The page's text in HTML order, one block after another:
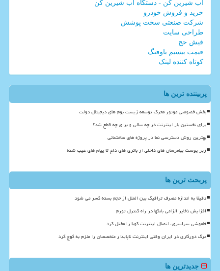
آب شیرین کن - دستگاه آب شیرین کن
خرید و فروش خودرو
شرکت صنعتی سخت پوشش
طراحی سایت
فیش حج
قیمت بیسیم باوفنگ
کوتاه کننده لینک
پربیننده ترین ها
بخش خصوصی موتور محرک توسعه زیست بوم های دیجیتال دولت
برای نخستین بار اینترنت در چه سالی و برای چه قطع شد؟
بهترین روش دسترسی نما در پروژه های ساختمانی
زیر پوست پیامرسان های داخلی از باتری های داغ تا پیام های غیب شده
پربحث ترین ها
دقیقا به اندازه مصرف ترافیک بین الملل از حجم بسته کسر می شود
افزایش ذخایر الزامی بانکها در راه کنترل تورم
خاموشی سراسری، اتصال اینترنت کوبا را مختل کرد
مرگ دورکاری در ایران وقتی اینترنت ناپایدار متخصصان را ملزم به کوچ کرد
جدیدترین ها